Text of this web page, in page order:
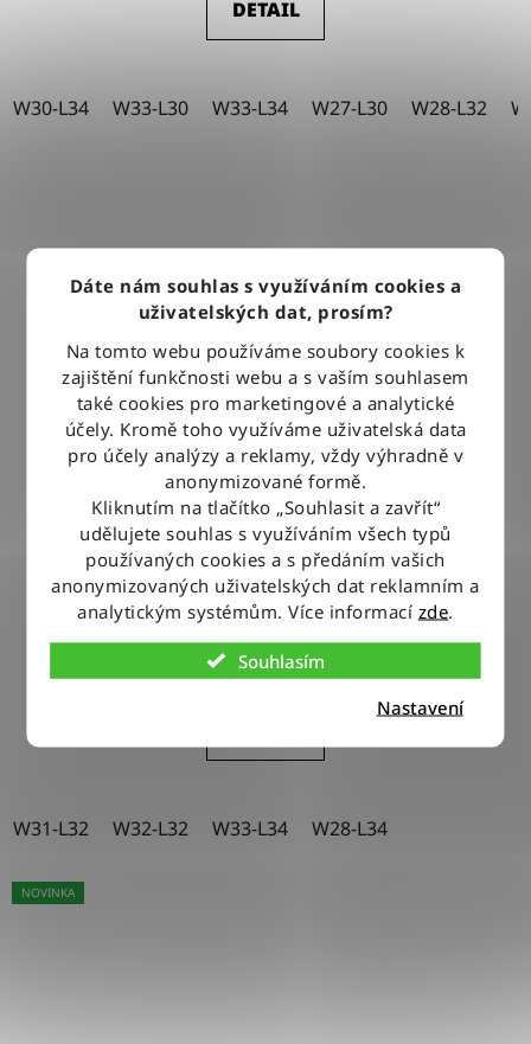
Dáte nám souhlas s využíváním cookies a
uživatelských dat, prosím?
Na tomto webu používáme soubory cookies k
zajištění funkčnosti webu a s vaším souhlasem
také cookies pro marketingové a analytické
účely. Kromě toho využíváme uživatelská data
pro účely analýzy a reklamy, vždy výhradně v
anonymizované formě.
Kliknutím na tlačítko „Souhlasit a zavřít“
udělujete souhlas s využíváním všech typů
používaných cookies a s předáním vašich
anonymizovaných uživatelských dat reklamním a
analytickým systémům. Více informací zde.
Souhlasím
Nastavení
DETAIL
W30-L34 W33-L30 W33-L34 W27-L30 W28-L32
Kalhoty Wrangler WALKER HOT IN HERE
2 150 Kč
W31-L32 W32-L32 W33-L34 W28-L34
NOVINKA